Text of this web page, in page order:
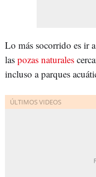
Lo más socorrido es ir
las pozas naturales
incluso a parques